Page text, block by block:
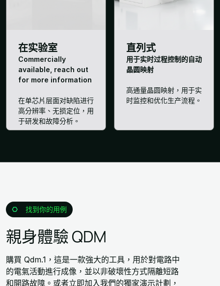
在实验室
Commercially
available, reach out
for more information
在单芯片层面对缺陷进行
高分辨率、无损定位，用
于研发和故障分析。
直列式
用于实时过程控制的自动
晶圆映射
高通量晶圆映射，用于实
时监控和优化生产流程。
找到你的用例
親身體驗 QDM
購買 Qdm.1，這是一款強大的工具，用於對電路中
的電氣活動進行成像，並以非破壞性方式隔離短路
和開路故障。或者立即加入我們的獨家演示計劃，